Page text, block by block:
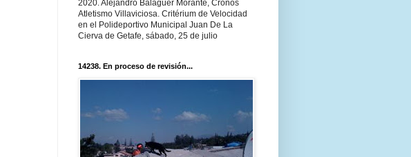
2020. Alejandro Balaguer Morante, Cronos
Atletismo Villaviciosa. Critérium de Velocidad
en el Polideportivo Municipal Juan De La
Cierva de Getafe, sábado, 25 de julio
14238. En proceso de revisión...